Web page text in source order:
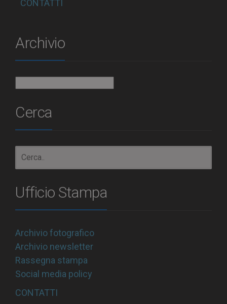
CONTATTI
Archivio
Cerca
Ufficio Stampa
Archivio fotografico
Archivio newsletter
Rassegna stampa
Social media policy
CONTATTI